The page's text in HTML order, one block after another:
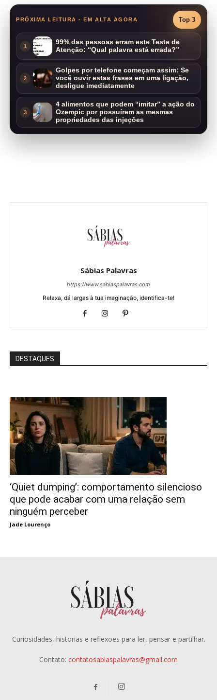
PRÓXIMA LEITURA - EM ALTA AGORA Top 3
1
99% das pessoas erram este Teste de
Atenção: “Qual palavra está errada?”
2
Golpes por telefone começam assim: Se
você ouvir estas frases em uma ligação,
desligue imediatamente
3
4 alimentos que podem “imitar” a ação do
Ozempic por possuírem as mesmas
propriedades das injeções
Sábias Palavras
https://www.sabiaspalavras.com
Relaxa, dá largas à tua imaginação, identifica-te!
DESTAQUES
‘Quiet dumping’: comportamento silencioso
que pode acabar com uma relação sem
ninguém perceber
Jade Lourenço
Curiosidades, historias e reflexoes para ler, pensar e partilhar.
Contato: contatosabiaspalavras@gmail.com